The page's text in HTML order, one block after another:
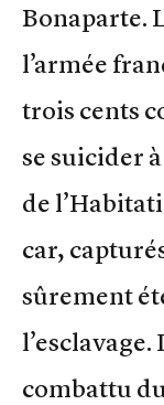
Bonaparte.
l’armée
trois cents
se suicider
de
car,
sûrement
combattu